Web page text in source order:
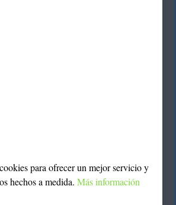
para ofrecer un mejor servicio y
hechos a medida. Más información